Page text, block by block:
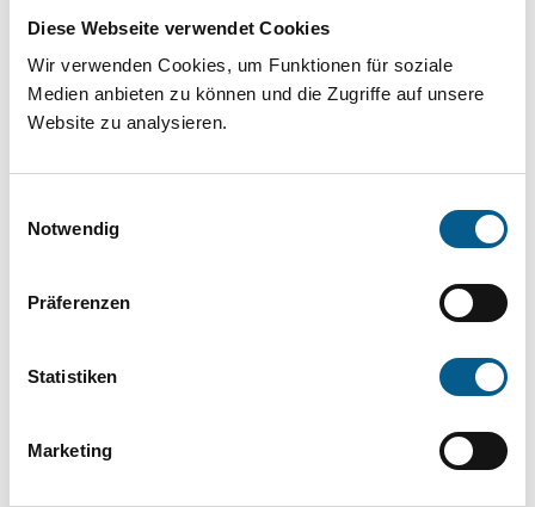
Diese Webseite verwendet Cookies
Wir verwenden Cookies, um Funktionen für soziale
Medien anbieten zu können und die Zugriffe auf unsere
Website zu analysieren.
Notwendig
Präferenzen
Statistiken
Marketing
direkt über unsere Fördermitteldatenbank und
Stiftungsdatenbank recherchieren. Bei der
Suche bitte die Groß- und Kleinschreibung
Bitte Suchbegriff eingeben. Ergebnisse
Kategorien verfeinert werden.
Suchen
Aktive Filter: